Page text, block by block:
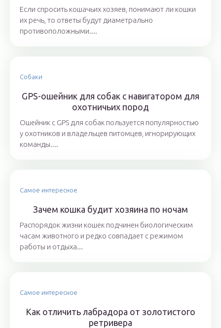
Если спросить кошачьих хозяев, понимают ли кошки
их речь, то ответы будут диаметрально
противоположными....
Собаки
GPS-ошейник для собак с навигатором для
охотничьих пород
Ошейник с GPS для собак пользуется популярностью
у охотников и владельцев питомцев, игнорирующих
команды....
Самое интересное
Зачем кошка будит хозяина по ночам
Распорядок жизни кошек подчинен биологическим
часам животного и редко совпадает с режимом
работы и отдыха...
Самое интересное
Как отличить лабрадора от золотистого
ретривера